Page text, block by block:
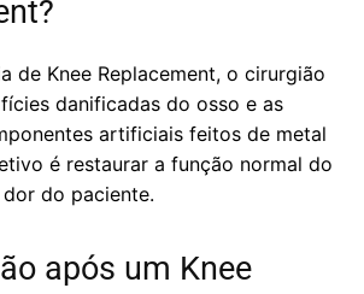
de Knee Replacement, o cirurgião
danificadas do osso e as
artificiais feitos de metal
é restaurar a função normal do
do paciente.
após um Knee